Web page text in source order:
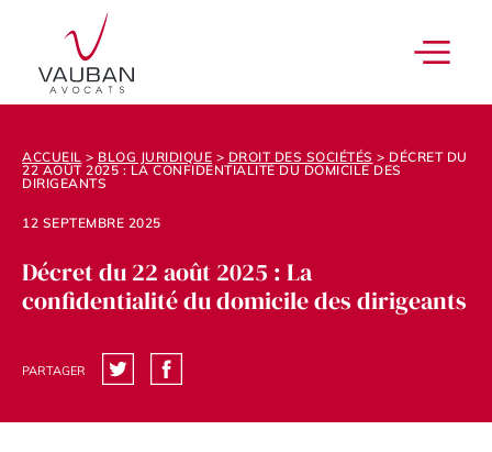
ACCUEIL > BLOG JURIDIQUE > DROIT DES SOCIÉTÉS > DÉCRET DU
22 AOÛT 2025 : LA CONFIDENTIALITÉ DU DOMICILE DES
DIRIGEANTS
12 SEPTEMBRE 2025
Décret du 22 août 2025 : La
confidentialité du domicile des dirigeants
PARTAGER